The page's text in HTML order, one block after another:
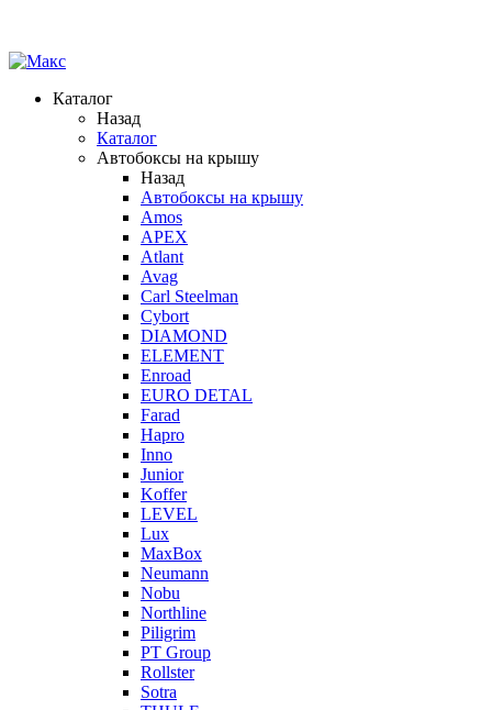
Каталог
Назад
Каталог
Автобоксы на крышу
Назад
Автобоксы на крышу
Amos
APEX
Atlant
Avag
Carl Steelman
Cybort
DIAMOND
ELEMENT
Enroad
EURO DETAL
Farad
Hapro
Inno
Junior
Koffer
LEVEL
Lux
MaxBox
Neumann
Nobu
Northline
Piligrim
PT Group
Rollster
Sotra